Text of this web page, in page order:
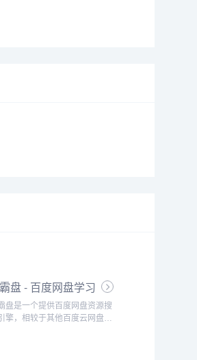
盘 - 百度网盘学习
搜索下载神器
盘是一个提供百度网盘资源搜
擎，相较于其他百度云网盘资